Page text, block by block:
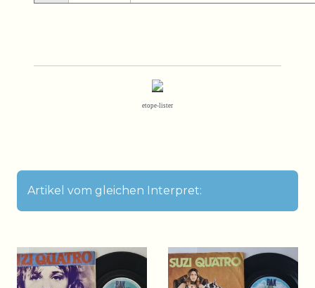
etope-lister
Artikel vom gleichen Interpret: